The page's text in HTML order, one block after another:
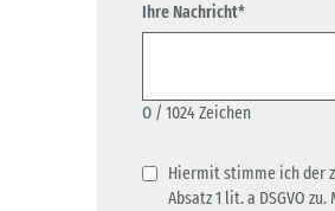
Ihre Nachricht*
0 / 1024 Zeichen
Hiermit stimme ich der
Absatz 1 lit. a DSGVO